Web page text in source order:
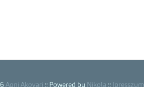
Agni Akovari :: Powered by Nikola :: Ipresszum